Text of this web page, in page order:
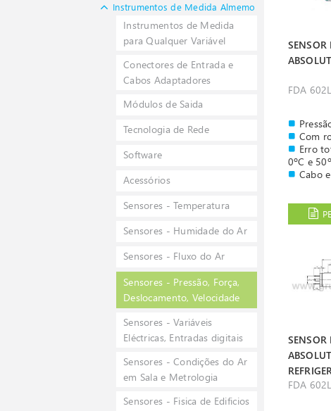
Instrumentos de Medida Almemo
Instrumentos de Medida
para Qualquer Variável
Conectores de Entrada e
Cabos Adaptadores
Módulos de Saida
Tecnologia de Rede
Software
Acessórios
Sensores - Temperatura
Sensores - Humidade do Ar
Sensores - Fluxo do Ar
Sensores - Pressão, Força,
Deslocamento, Velocidade
Sensores - Variáveis
Eléctricas, Entradas digitais
Sensores - Condições do Ar
em Sala e Metrologia
Sensores - Fisica de Edificios
SENSOR
FDA
Com
Erro
0ºC e
Cabo
SENSOR
BAR
FDA